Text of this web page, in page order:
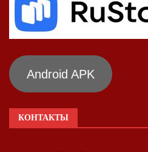
Android APK
КОНТАКТЫ